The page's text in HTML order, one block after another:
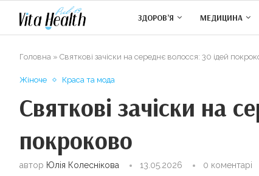
ЗДОРОВ’Я МЕДИЦИНА
Головна » Святкові зачіски на середнє волосся: 30 ідей
Жіноче Краса та мода
Святкові зачіски на
покроково
автор Юлія Колеснікова 13.05.2026 0 коментарі